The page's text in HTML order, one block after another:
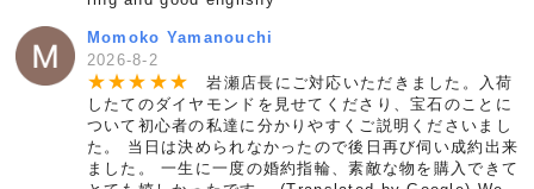
Momoko Yamanouchi
2026-8-2
★★★ ★★
岩瀬店長にご対応いただきました。入荷
したてのダイヤモンドを見せてくださり、宝石のことに
ついて初心者の私達に分かりやすくご説明くださいまし
た。 当日は決められなかったので後日再び伺い成約出来
ました。 一生に一度の婚約指輪、素敵な物を購入できて